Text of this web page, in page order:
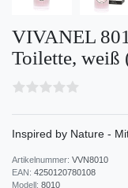
VIVANEL
Toilette, weiß
Inspired by Nature -
Artikelnummer: VVN8010
EAN: 4250120780108
Modell: 8010